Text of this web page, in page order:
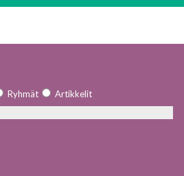
Ryhmät Artikkelit